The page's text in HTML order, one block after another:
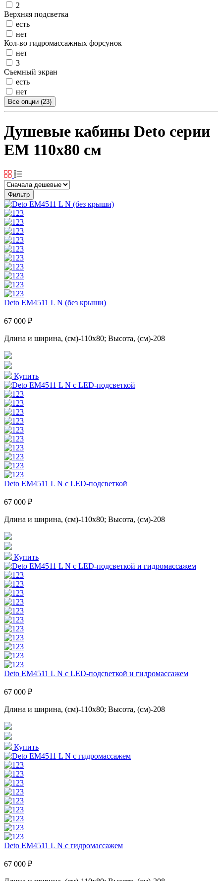
2
Верхняя подсветка
есть
нет
Кол-во гидромассажных форсунок
нет
3
Съемный экран
есть
нет
Все опции (23)
Душевые кабины Deto серии
EM 110x80 см
Фильтр
Deto ЕМ4511 L N (без крыши)
67 000 ₽
Длина и ширина, (см)-110x80; Высота, (см)-208
Купить
Deto EM4511 L N с LED-подсветкой
67 000 ₽
Длина и ширина, (см)-110x80; Высота, (см)-208
Купить
Deto EM4511 L N с LED-подсветкой и гидромассажем
67 000 ₽
Длина и ширина, (см)-110x80; Высота, (см)-208
Купить
Deto EM4511 L N с гидромассажем
67 000 ₽